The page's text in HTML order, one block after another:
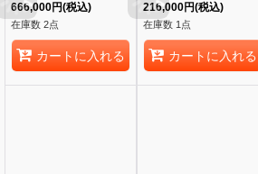
666,000円(税込)
在庫数 2点
カートに入れる
216,000円(税込)
在庫数 1点
カートに入れる